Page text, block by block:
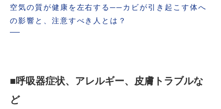
空気の質が健康を左右する──カビが引き起こす体へ
の影響と、注意すべき人とは？
■呼吸器症状、アレルギー、皮膚トラブルな
ど